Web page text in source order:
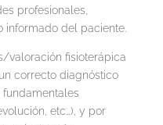
profesionales,
informado del paciente.
valoración fisioterápica
correcto diagnóstico
etc…), y por